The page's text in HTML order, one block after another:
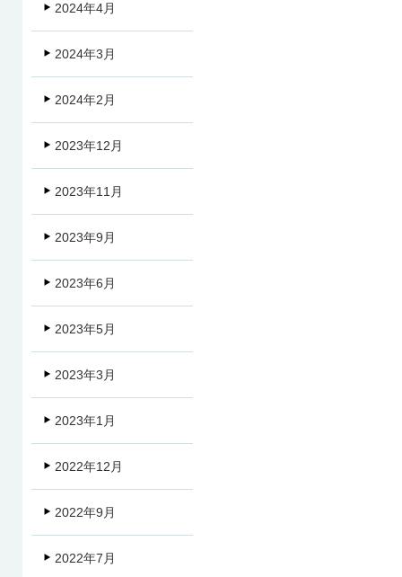
2024年4月
2024年3月
2024年2月
2023年12月
2023年11月
2023年9月
2023年6月
2023年5月
2023年3月
2023年1月
2022年12月
2022年9月
2022年7月